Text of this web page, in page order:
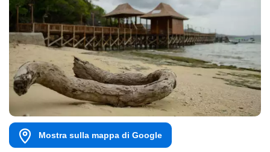
Mostra sulla mappa di Google